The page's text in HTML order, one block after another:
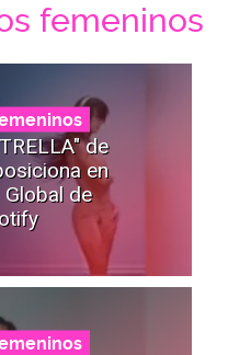
femeninos
de
en
de